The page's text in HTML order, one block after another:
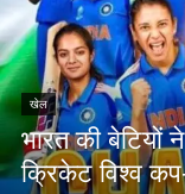
खेल
भारत की बेटियों
क्रिकेट विश्व